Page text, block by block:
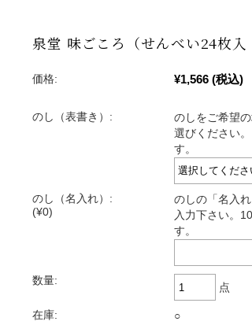
泉堂 味ごころ（せんべい24枚入
価格: ¥1,566 (税込)
のし（表書き）:
のしをご希望
選びください
す。
のし（名入れ）:
(¥0)
のしの「名入
入力下さい。
す。
数量:
点
在庫: ○